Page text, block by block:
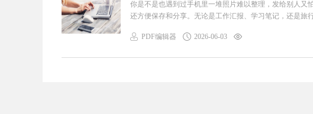
你是不是也遇到过手机里一堆照片难以整理，发给别人又
还方便保存和分享。无论是工作汇报、学习笔记，还是旅
PDF编辑器 2026-06-03